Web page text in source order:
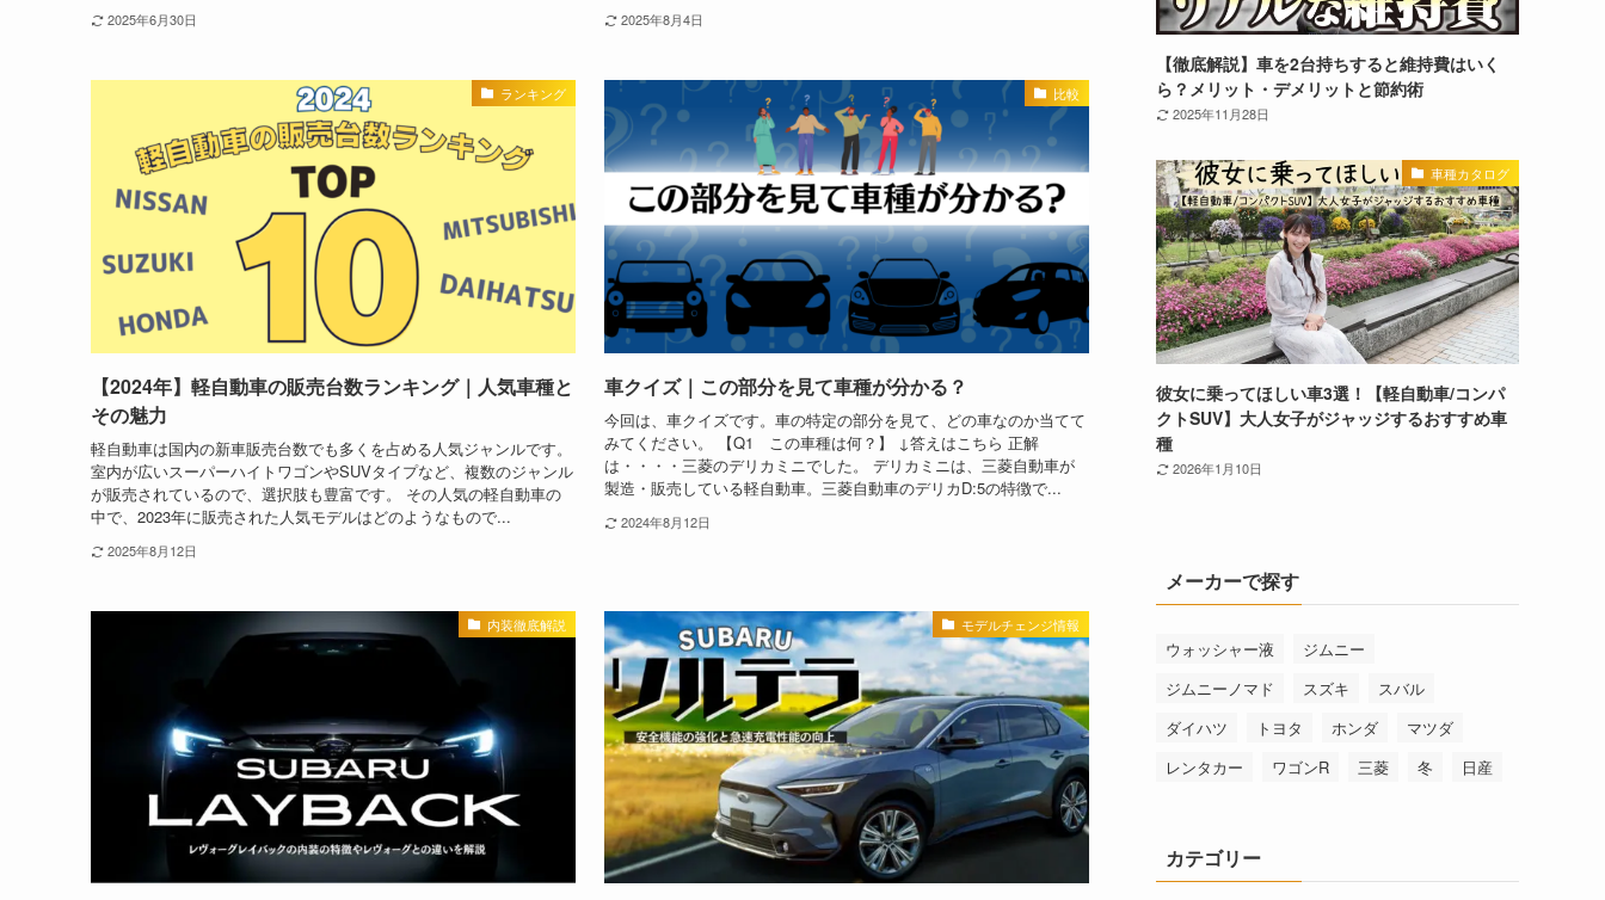
2025年6月30日 2025年8月4日
ランキング
【2024年】軽自動車の販売台数ランキング｜人気車種と
その魅力
軽自動車は国内の新車販売台数でも多くを占める人気ジャンルです。
室内が広いスーパーハイトワゴンやSUVタイプなど、複数のジャンル
が販売されているので、選択肢も豊富です。 その人気の軽自動車の
中で、2023年に販売された人気モデルはどのようなもので...
2025年8月12日
比較
車クイズ｜この部分を見て車種が分かる？
今回は、車クイズです。車の特定の部分を見て、どの車なのか当てて
みてください。 【Q1 この車種は何？】 ↓答えはこちら 正解
は・・・・三菱のデリカミニでした。 デリカミニは、三菱自動車が
製造・販売している軽自動車。三菱自動車のデリカD:5の特徴で...
2024年8月12日
内装徹底解説 モデルチェンジ情報
【徹底解説】車を2台持ちすると維持費はいく
ら？メリット・デメリットと節約術
2025年11月28日
車種カタログ
彼女に乗ってほしい車3選！【軽自動車/コンパ
クトSUV】大人女子がジャッジするおすすめ車
種
2026年1月10日
メーカーで探す
ウォッシャー液
ジムニー
ジムニーノマド
スズキ
スバル
ダイハツ
トヨタ ホンダ
マツダ
レンタカー
ワゴンR 三菱 冬 日産
カテゴリー